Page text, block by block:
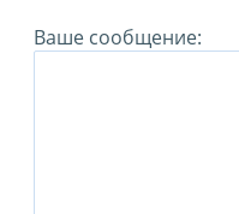
Ваше сообщение: